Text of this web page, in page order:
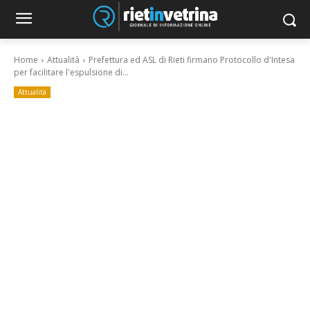
Home Attualità
Prefettura ed ASL di Rieti firmano Protocollo d'Intesa
per facilitare l'espulsione di...
Attualità